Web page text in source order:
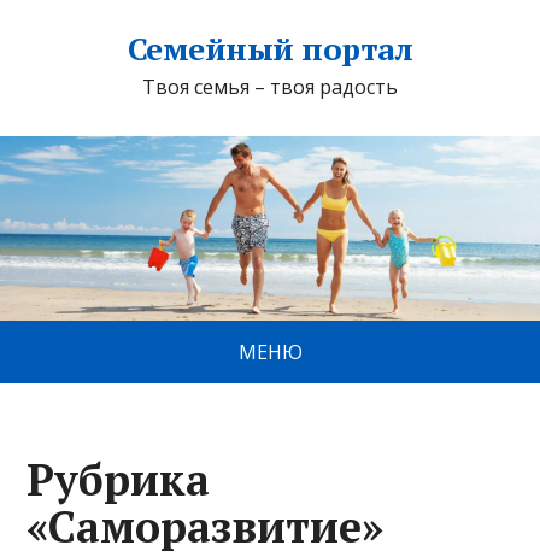
Семейный портал
Твоя семья – твоя радость
МЕНЮ
Рубрика
«Саморазвитие»